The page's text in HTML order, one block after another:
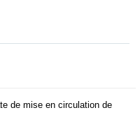
de mise en circulation de